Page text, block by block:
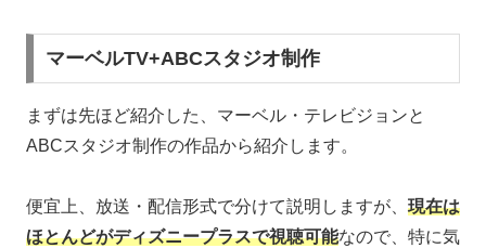
マーベルTV+ABCスタジオ制作
まずは先ほど紹介した、マーベル・テレビジョンと
ABCスタジオ制作の作品から紹介します。
便宜上、放送・配信形式で分けて説明しますが、 現在は
ほとんどがディズニープラスで視聴可能なので、特に気